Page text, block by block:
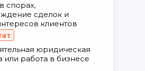
спорах,
сделок и
клиентов
юридическая
или работа в бизнесе